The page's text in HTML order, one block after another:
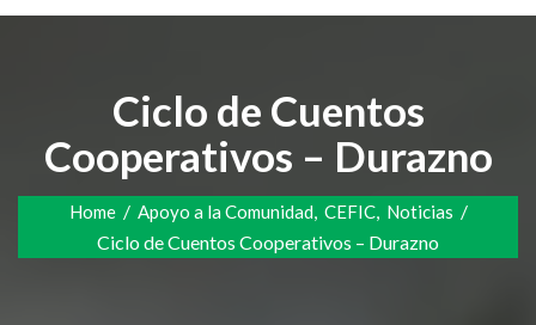
Ciclo de Cuentos
Cooperativos – Durazno
Home / Apoyo a la Comunidad, CEFIC, Noticias /
Ciclo de Cuentos Cooperativos – Durazno